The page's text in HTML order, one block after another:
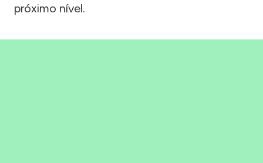
próximo nível.